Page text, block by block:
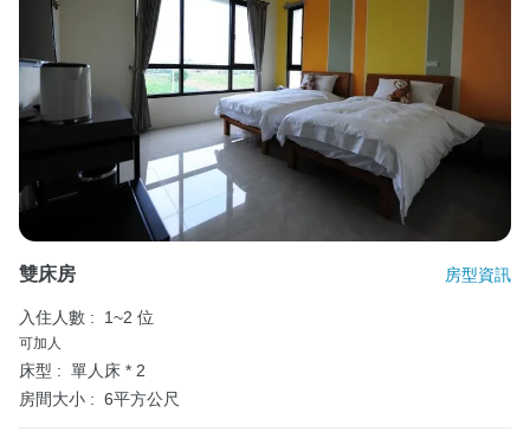
雙床房 房型資訊
入住人數 : 1~2 位
可加人
床型 : 單人床 * 2
房間大小 : 6平方公尺